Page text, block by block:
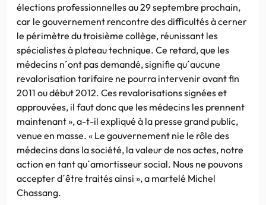
élections professionnelles au 29 septembre prochain,
car le gouvernement rencontre des difficultés à cerner
le périmètre du troisième collège, réunissant les
spécialistes à plateau technique. Ce retard, que les
médecins n´ont pas demandé, signifie qu´aucune
revalorisation tarifaire ne pourra intervenir avant fin
2011 ou début 2012. Ces revalorisations signées et
approuvées, il faut donc que les médecins les prennent
maintenant », a-t-il expliqué à la presse grand public,
venue en masse. « Le gouvernement nie le rôle des
médecins dans la société, la valeur de nos actes, notre
action en tant qu´amortisseur social. Nous ne pouvons
accepter d´être traités ainsi », a martelé Michel
Chassang.